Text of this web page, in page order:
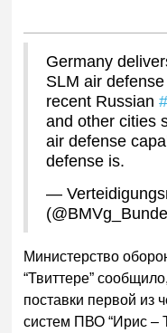
Germany
SLM air
recent Russian
and other cities
air defense
defense is.
—
Министерство
“Твиттере”
поставки первой из
систем ПВО “Ирис –